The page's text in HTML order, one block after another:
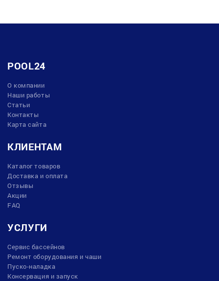
POOL24
О компании
Наши работы
Статьи
Контакты
Карта сайта
КЛИЕНТАМ
Каталог товаров
Доставка и оплата
Отзывы
Акции
FAQ
УСЛУГИ
Сервис бассейнов
Ремонт оборудования и чаши
Пуско-наладка
Консервация и запуск